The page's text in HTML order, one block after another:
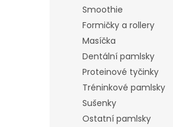
Smoothie
Formičky a rollery
Masíčka
Dentální pamlsky
Proteinové tyčinky
Tréninkové pamlsky
Sušenky
Ostatní pamlsky